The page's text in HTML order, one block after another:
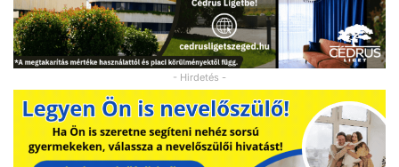
- Hirdetés -